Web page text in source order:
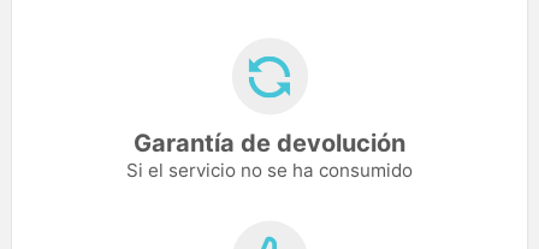
Garantía de devolución
Si el servicio no se ha consumido